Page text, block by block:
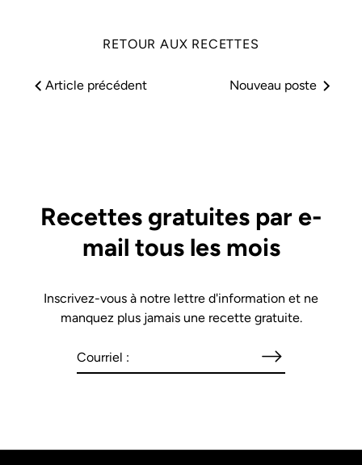
RETOUR AUX RECETTES
Article précédent Nouveau poste
Recettes gratuites par e-
mail tous les mois
Inscrivez-vous à notre lettre d'information et ne
manquez plus jamais une recette gratuite.